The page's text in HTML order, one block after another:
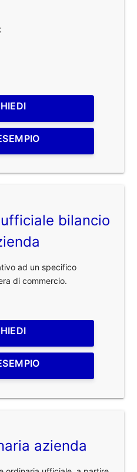
bilancio
ad un specifico
di commercio.
azienda